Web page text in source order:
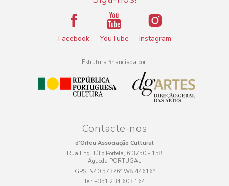
Facebook YouTube Instagram
Estrutura financiada por:
Contacte-nos
d’Orfeu Associação Cultural
Rua Eng. Júlio Portela, 6 3750 - 158
Águeda PORTUGAL
GPS: N40.57376º W8.44616º
Tel: +351 234 603 164